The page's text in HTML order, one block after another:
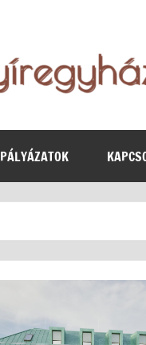
PÁLYÁZATOK